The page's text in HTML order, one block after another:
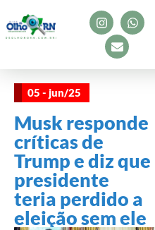
05 - jun/25
Musk responde
críticas de
Trump e diz que
presidente
teria perdido a
eleição sem ele